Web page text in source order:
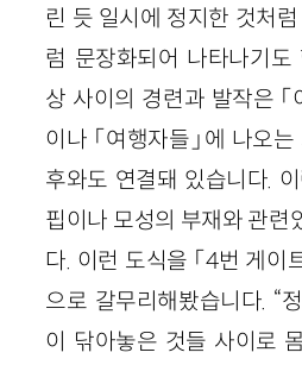
린 듯 일시에 정지한 것처럼
럼 문장화되어 나타나기도
상 사이의 경련과 발작은 「
이나 「여행자들」에 나오
후와도 연결돼 있습니다.
핍이나 모성의 부재와 관련
다. 이런 도식을 「4번 게이
으로 갈무리해봤습니다. “
이 닦아놓은 것들 사이로